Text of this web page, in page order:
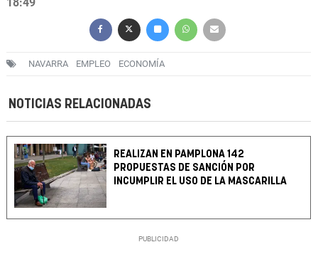
18:49
NAVARRA EMPLEO ECONOMÍA
NOTICIAS RELACIONADAS
REALIZAN EN PAMPLONA 142
PROPUESTAS DE SANCIÓN POR
INCUMPLIR EL USO DE LA MASCARILLA